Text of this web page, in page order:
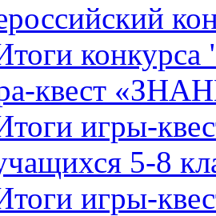
квест
игры-
5-8
игры-